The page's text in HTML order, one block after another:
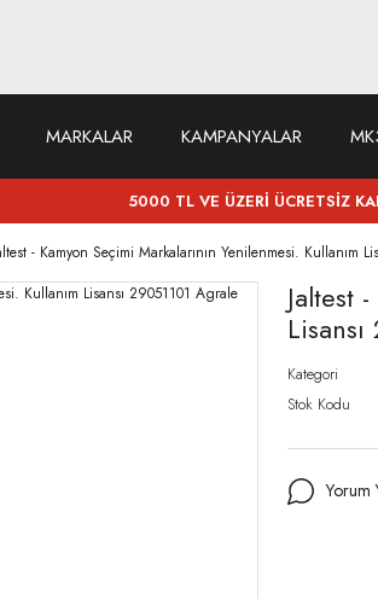
MARKALAR KAMPANYALAR
5000 TL VE ÜZERİ ÜCRETSİZ
- Kamyon Seçimi Markalarının Yenilenmesi. Kullanım
Jaltest
Kategori
Stok Kodu
Yorum